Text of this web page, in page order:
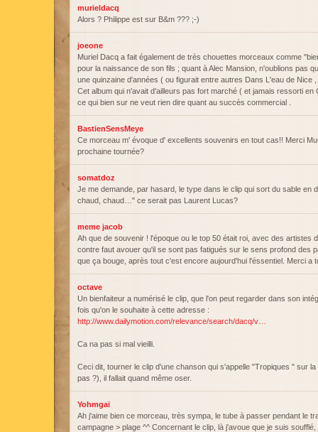
murieldacq
Alors ? Philippe est sur B&m ??? ;-)
joeone
Muriel Dacq a fait également de très chouettes morceaux comme
pour la naissance de son fils ; quant à Alec Mansion, n'oublions pas
une quinzaine d'années ( ou figurait entre autres Dans L'eau de
Cet album qui n'avait d'ailleurs pas fort marché ( et jamais ressorti
ce qui bien sur ne veut rien dire quant au succès commercial .
BastienSensMeye
Ce morceau m' évoque d' excellents souvenirs en tout cas!! Merci
prochaine tournée?
somatdoz
Je me demande, par hasard, le type dans le clip qui sort du sable en
chaud, chaud…" ce serait pas Laurent Lucas?
meme jacob
Ah que de souvenir ! l'époque ou le top 50 était roi, avec des artistes
contre faut avouer qu'il se sont pas fatigués sur le sens profond des
que ça bouge, après tout c'est encore aujourd'hui l'éssentiel. Merci a
octave
Un bienfaiteur a numérisé le clip, que l'on peut regarder dans son
fois qu'on le souhaite à cette adresse :
http://www.dailymotion.com/relevance/search/dacq/v…
Ca na pas si mal vieilli.
Ceci dit, tourner le clip d'une chanson qui s'appelle "Tropiques " sur
pas ?), il fallait quand même oser.
Yohmgaï
Ah j'aime bien ce morceau, très sympa, le tube à passer pendant le
campagne > plage ^^ Concernant le clip, là j'avoue que je suis